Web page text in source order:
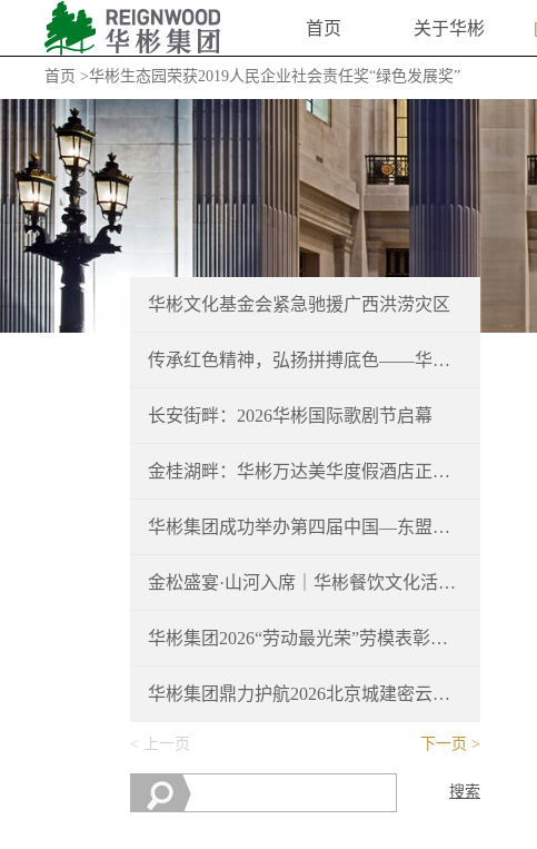
首页 关于华彬
首页 >华彬生态园荣获2019人民企业社会责任奖“绿色发展奖”
华彬文化基金会紧急驰援广西洪涝灾区
传承红色精神，弘扬拼搏底色——华彬集团举办系列文体活动献礼建党105周年
长安街畔：2026华彬国际歌剧节启幕
金桂湖畔：华彬万达美华度假酒店正式开业！
华彬集团成功举办第四届中国—东盟文化交流活动
金松盛宴·山河入席｜华彬餐饮文化活动圆满举行
华彬集团2026“劳动最光荣”劳模表彰大会隆重举行
华彬集团鼎力护航2026北京城建密云马拉松圆满收官
上一页 下一页
搜索